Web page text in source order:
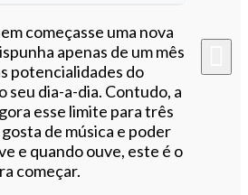
este artigo
começasse uma nova
apenas de um mês
potencialidades do
seu dia-a-dia. Contudo, a
esse limite para três
de música e poder
e quando ouve, este é o
começar.